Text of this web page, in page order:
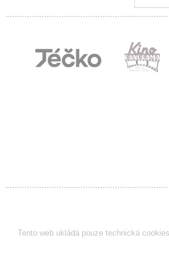
Tento web ukládá pouze technická